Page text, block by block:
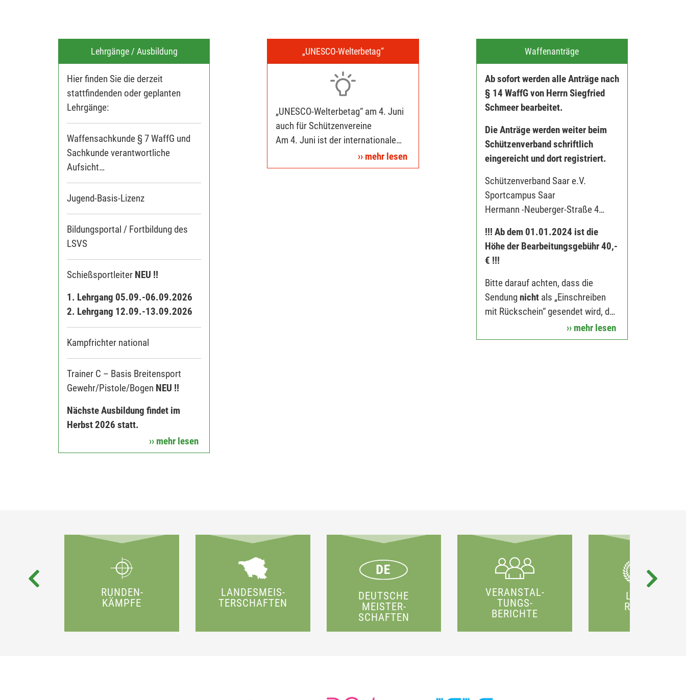
Lehrgänge / Ausbildung
Hier finden Sie die derzeit
stattfindenden oder geplanten
Lehrgänge:
Waffensachkunde § 7 WaffG und
Sachkunde verantwortliche
Aufsicht
Grundlagen Präzisionsschießen
Jugend-Basis-Lizenz
Bildungsportal / Fortbildung des
LSVS
Schießsportleiter NEU !!
1. Lehrgang 05.09.-06.09.2026
2. Lehrgang 12.09.-13.09.2026
Kampfrichter national
Trainer C – Basis Breitensport
Gewehr/Pistole/Bogen NEU !!
Nächste Ausbildung findet im
Herbst 2026 statt.
›› mehr lesen
„UNESCO-Welterbetag“
„UNESCO-Welterbetag“ am 4. Juni
auch für Schützenvereine
Am 4. Juni ist der internationale
Welterbetag der UNESCO.
Grund genug für den Deutschen
›› mehr lesen
Waffenanträge
Ab sofort werden alle Anträge nach
§ 14 WaffG von Herrn Siegfried
Schmeer bearbeitet.
Die Anträge werden weiter beim
Schützenverband schriftlich
eingereicht und dort registriert.
Schützenverband Saar e.V.
Sportcampus Saar
Hermann -Neuberger-Straße 4
!!! Ab dem 01.01.2024 ist die
Höhe der Bearbeitungsgebühr 40,-
€ !!!
Bitte darauf achten, dass die
Sendung nicht als „Einschreiben
mit Rückschein“ gesendet wird, da
dies die Bearbeitungsdauer
deutlich verzögert!
›› mehr lesen
RUNDEN­
KÄMPFE
LANDESMEIS­
TERSCHAFTEN
DEUTSCHE
MEISTER­
SCHAFTEN
VERANSTAL­
TUNGS­
BERICHTE
LANDES­
REKORDE